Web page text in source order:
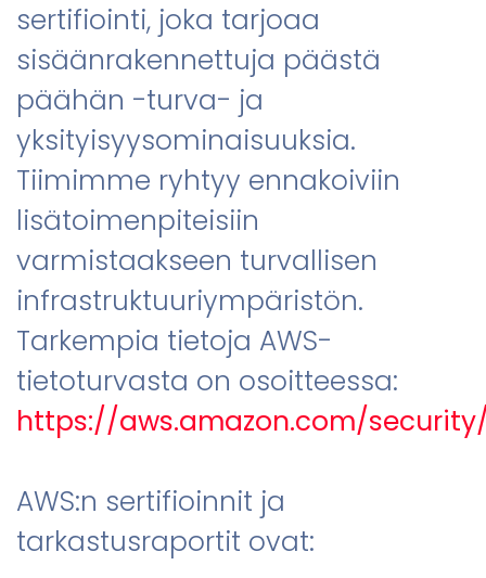
sertifiointi, joka tarjoaa
sisäänrakennettuja päästä
päähän -turva- ja
yksityisyysominaisuuksia.
Tiimimme ryhtyy ennakoiviin
lisätoimenpiteisiin
varmistaakseen turvallisen
infrastruktuuriympäristön.
Tarkempia tietoja AWS-
tietoturvasta on osoitteessa:
https://aws.amazon.com/
AWS:n sertifioinnit ja
tarkastusraportit ovat: